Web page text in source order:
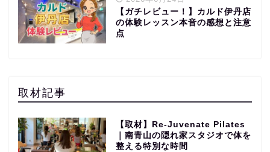
【ガチレビュー！】カルド伊丹店
の体験レッスン本音の感想と注意
点
取材記事
【取材】Re-Juvenate Pilates
｜南青山の隠れ家スタジオで体を
整える特別な時間